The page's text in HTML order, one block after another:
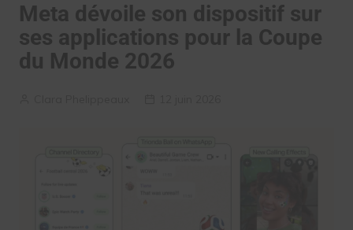
Meta dévoile son dispositif sur
ses applications pour la Coupe
du Monde 2026